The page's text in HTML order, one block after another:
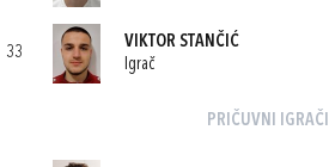
33
VIKTOR STANČIĆ
Igrač
PRIČUVNI IGRAČI